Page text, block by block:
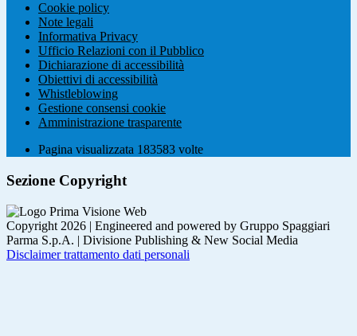
Cookie policy
Note legali
Informativa Privacy
Ufficio Relazioni con il Pubblico
Dichiarazione di accessibilità
Obiettivi di accessibilità
Whistleblowing
Gestione consensi cookie
Amministrazione trasparente
Pagina visualizzata 183583 volte
Sezione Copyright
Copyright 2026 | Engineered and powered by Gruppo Spaggiari
Parma S.p.A. | Divisione Publishing & New Social Media
Disclaimer trattamento dati personali